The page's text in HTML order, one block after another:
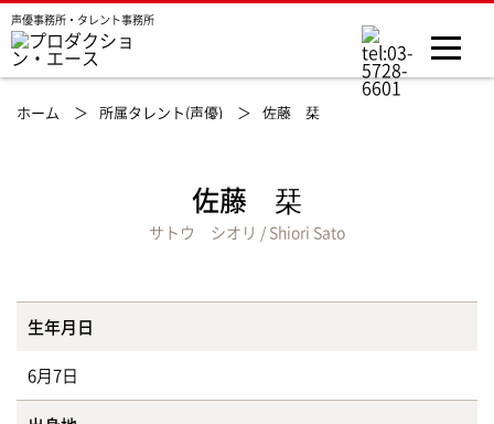
声優事務所・タレント事務所
ホーム ＞ 所属タレント(声優) ＞ 佐藤 栞
佐藤 栞
サトウ シオリ / Shiori Sato
生年月日
6月7日